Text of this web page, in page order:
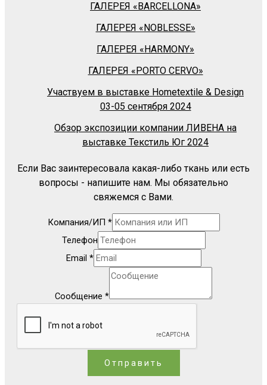
ГАЛЕРЕЯ «BARСELLONA»
ГАЛЕРЕЯ «NOBLESSE»
ГАЛЕРЕЯ «HARMONY»
ГАЛЕРЕЯ «PORTO CERVO»
Участвуем в выставке Hometextile & Design
03-05 сентября 2024
Обзор экспозиции компании ЛИВЕНА на
выставке Текстиль Юг 2024
Если Вас заинтересовала какая-либо ткань или есть
вопросы - напишите нам. Мы обязательно
свяжемся с Вами.
Компания/ИП *
Телефон
Email *
Сообщение *
Отправить